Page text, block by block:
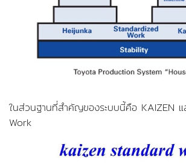
ในส่วนฐานที่สำคัญของระบบนี้คือ KAIZEN
Work